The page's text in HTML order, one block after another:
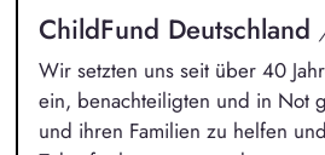
ChildFund Deutschland
Wir setzten uns seit über 40
ein, benachteiligten und in Not
und ihren Familien zu helfen